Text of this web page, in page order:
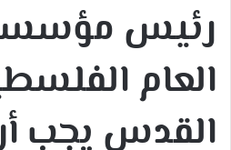
رئيس
العام
القدس يجب